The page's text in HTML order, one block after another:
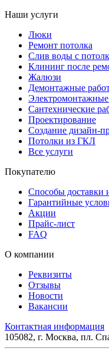
Наши услуги
Люки
Ремонт потолка
Слив воды с
Клининг после
Жалюзи
Демонтажные
Сантехнические
Проектирование
Создание дизайн-
Потолки из ГКЛ
Все услуги
Покупателю
Способы доставки
Гарантийные
Акции
Прайс-лист
FAQ
О компании
Реквизиты
Отзывы
Новости
Вакансии
Контактная информация
105082, г. Москва, пл.